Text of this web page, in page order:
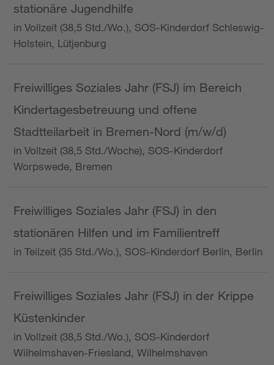
stationäre Jugendhilfe
in Vollzeit (38,5 Std./Wo.), SOS-Kinderdorf Schleswig-
Holstein, Lütjenburg
Freiwilliges Soziales Jahr (FSJ) im Bereich
Kindertagesbetreuung und offene
Stadtteilarbeit in Bremen-Nord (m/w/d)
in Vollzeit (38,5 Std./Woche), SOS-Kinderdorf
Worpswede, Bremen
Freiwilliges Soziales Jahr (FSJ) in den
stationären Hilfen und im Familientreff
in Teilzeit (35 Std./Wo.), SOS-Kinderdorf Berlin, Berlin
Freiwilliges Soziales Jahr (FSJ) in der Krippe
Küstenkinder
in Vollzeit (38,5 Std./Wo.), SOS-Kinderdorf
Wilhelmshaven-Friesland, Wilhelmshaven